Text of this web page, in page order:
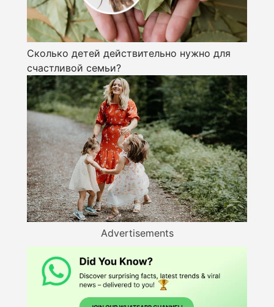
Сколько детей действительно нужно для
счастливой семьи?
Advertisements